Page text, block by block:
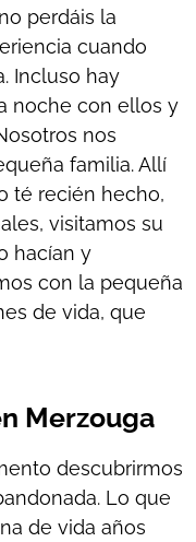
perdáis la
cuando
Incluso hay
noche con ellos y
nos
familia. Allí
té recién hecho,
visitamos su
hacían y
con la pequeña
de vida, que
Merzouga
descubrirmos
Lo que
de vida años